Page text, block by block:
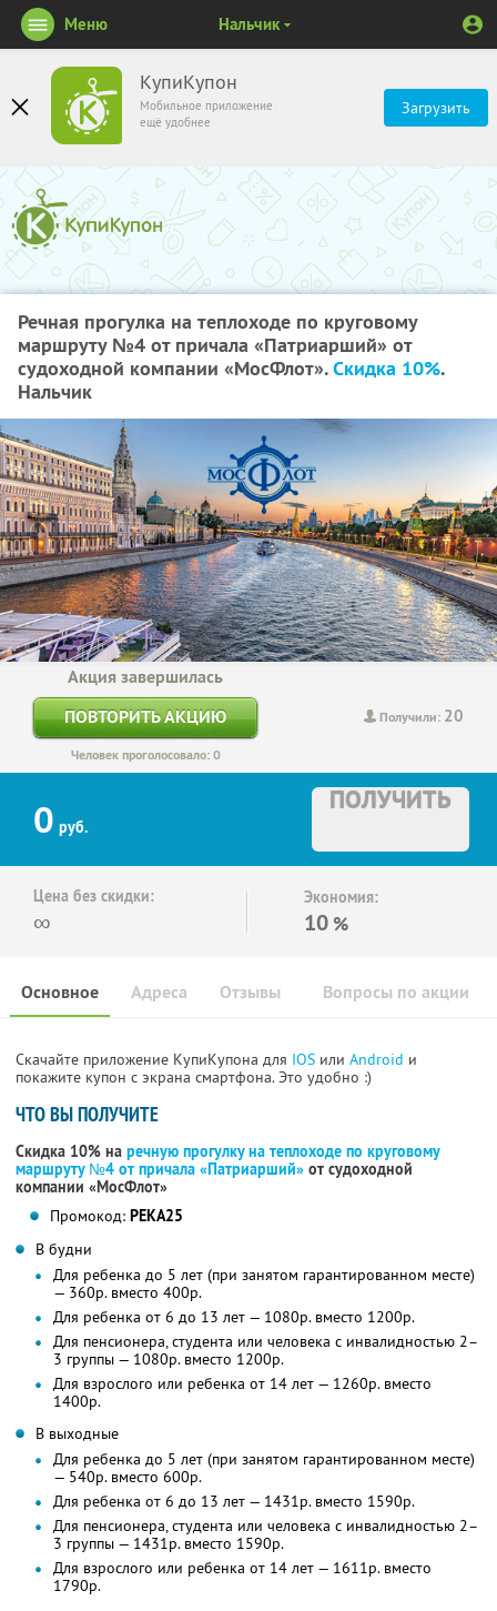
КупиКупон
Мобильное приложение
ещё удобнее
Загрузить
Меню Нальчик
Речная прогулка на теплоходе по круговому
маршруту №4 от причала «Патриарший» от
судоходной компании «МосФлот».Скидка 10%.
Нальчик
Получили: 20
Акция завершилась
ПОВТОРИТЬ АКЦИЮ
Человек проголосовало: 0
0 руб.
ПОЛУЧИТЬ
Цена без скидки:
∞
Экономия:
10 %
Основное Отзывы Вопросы по акции
Адреса
Скачайте приложение КупиКупона для IOS или Android и
покажите купон с экрана смартфона. Это удобно :)
ЧТО ВЫ ПОЛУЧИТЕ
Скидка 10% на речную прогулку на теплоходе по круговому
маршруту №4 от причала «Патриарший» от судоходной
компании «МосФлот»
Промокод: РЕКА25
В будни
Для ребенка до 5 лет (при занятом гарантированном месте)
— 360р. вместо 400р.
Для ребенка от 6 до 13 лет — 1080р. вместо 1200р.
Для пенсионера, студента или человека с инвалидностью 2–
3 группы — 1080р. вместо 1200р.
Для взрослого или ребенка от 14 лет — 1260р. вместо
1400р.
В выходные
Для ребенка до 5 лет (при занятом гарантированном месте)
— 540р. вместо 600р.
Для ребенка от 6 до 13 лет — 1431р. вместо 1590р.
Для пенсионера, студента или человека с инвалидностью 2–
3 группы — 1431р. вместо 1590р.
Для взрослого или ребенка от 14 лет — 1611р. вместо
1790р.